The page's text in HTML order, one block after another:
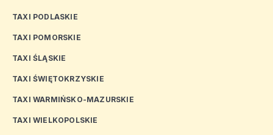
TAXI PODLASKIE
TAXI POMORSKIE
TAXI ŚLĄSKIE
TAXI ŚWIĘTOKRZYSKIE
TAXI WARMIŃSKO-MAZURSKIE
TAXI WIELKOPOLSKIE